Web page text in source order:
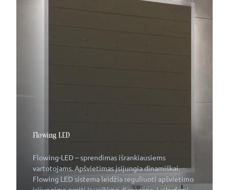
Flowing LED
Flowing-LED – sprendimas išrankiausiems
vartotojams. Apšvietimas įsijungia dinamiškai.
Flowing LED sistema leidžia reguliuoti apšvietimo